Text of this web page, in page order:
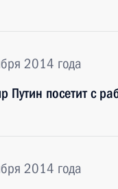
2014 года
Путин посетит с
2014 года